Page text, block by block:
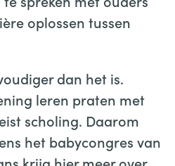
oplossen tussen
dan het is.
leren praten met
scholing. Daarom
het babycongres van